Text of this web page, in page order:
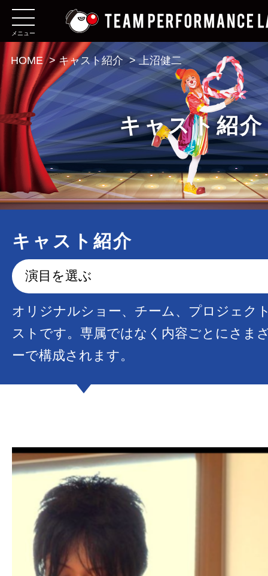
メニュー
キャスト紹介
HOME >キャスト紹介 >上沼健二
キャスト紹介
演目を選ぶ
オリジナルショー、チーム、プロジェク
ストです。専属ではなく内容ごとにさま
ーで構成されます。